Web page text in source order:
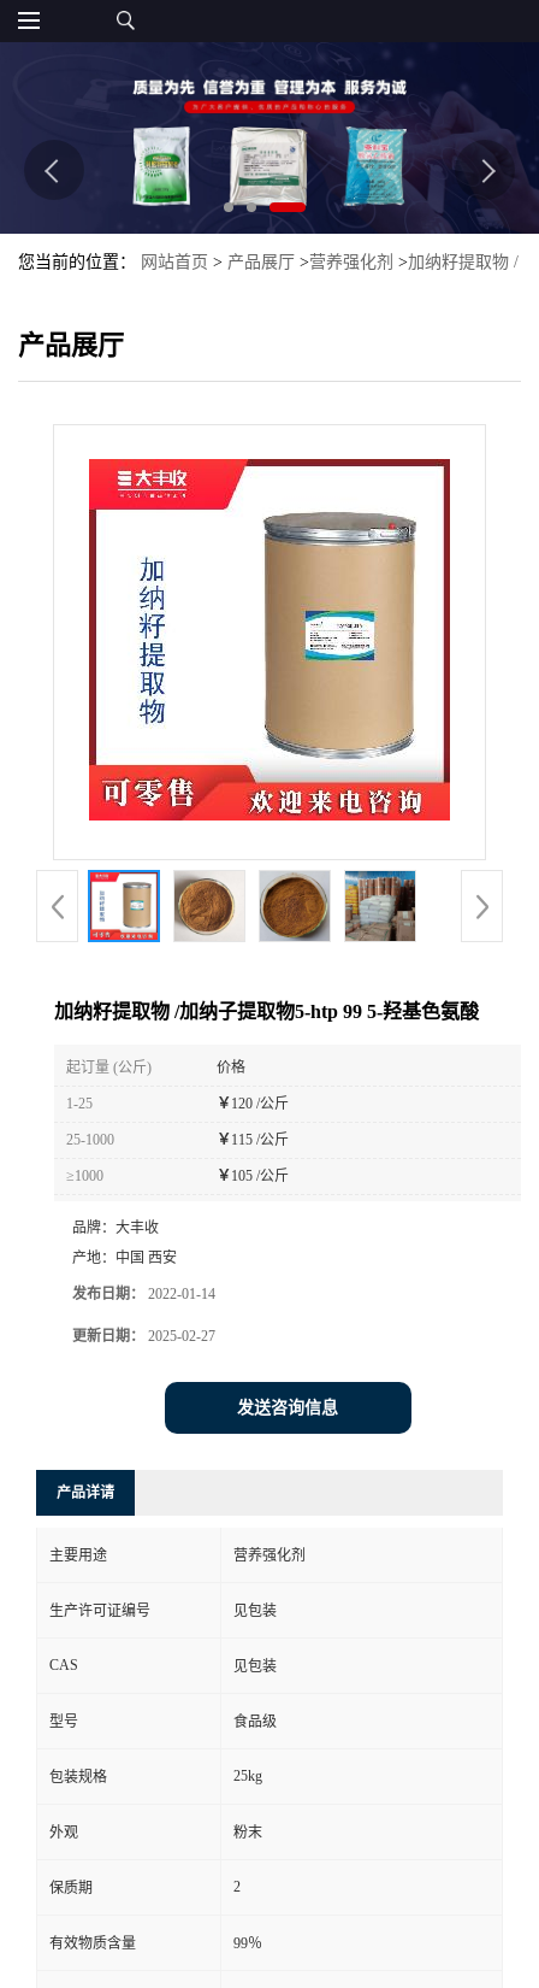
您当前的位置： 网站首页 > 产品展厅 >营养强化剂 >加纳籽提取物 /
产品展厅
加纳籽提取物 /加纳子提取物5-htp 99 5-羟基色氨酸
起订量 (公斤) 价格
1-25 ￥120 /公斤
25-1000 ￥115 /公斤
≥1000 ￥105 /公斤
品牌： 大丰收
产地： 中国 西安
发布日期： 2022-01-14
更新日期： 2025-02-27
发送咨询信息
产品详请
主要用途 营养强化剂
生产许可证编号 见包装
CAS 见包装
型号 食品级
包装规格 25kg
外观 粉末
保质期 2
有效物质含量 99％